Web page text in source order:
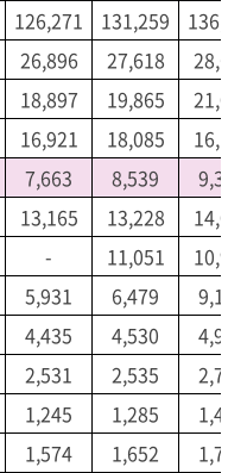
126,271 131,259
26,896 27,618
18,897 19,865
16,921 18,085
7,663 8,539
9,329
13,165 13,228
- 11,051
5,931 6,479
9,148
4,435 4,530
4,991
2,531 2,535
2,724
1,245 1,285
1,418
1,574 1,652
1,782